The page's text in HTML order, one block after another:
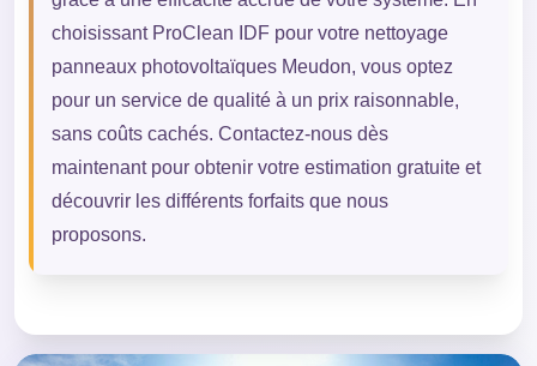
choisissant ProClean IDF pour votre nettoyage
panneaux photovoltaïques Meudon, vous optez
pour un service de qualité à un prix raisonnable,
sans coûts cachés. Contactez-nous dès
maintenant pour obtenir votre estimation gratuite et
découvrir les différents forfaits que nous
proposons.